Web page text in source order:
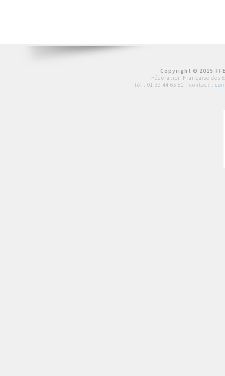
Copyright © 2015
Fédération Française des
tél : 01 39 44 65 80 | contact :